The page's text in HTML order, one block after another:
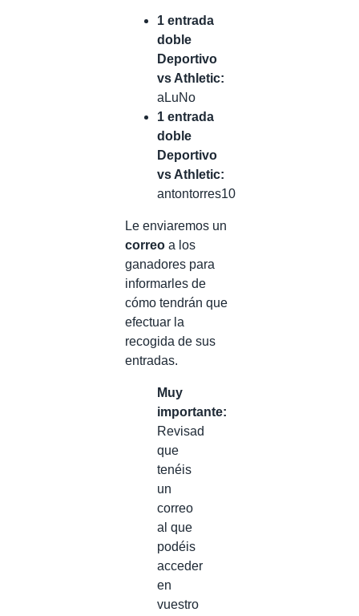
1 entrada
doble
Deportivo
vs Athletic:
aLuNo
1 entrada
doble
Deportivo
vs Athletic:
antontorres10
Le enviaremos un
correo a los
ganadores para
informarles de
cómo tendrán que
efectuar la
recogida de sus
entradas.
Muy
importante:
Revisad
que
tenéis
un
correo
al que
podéis
acceder
en
vuestro